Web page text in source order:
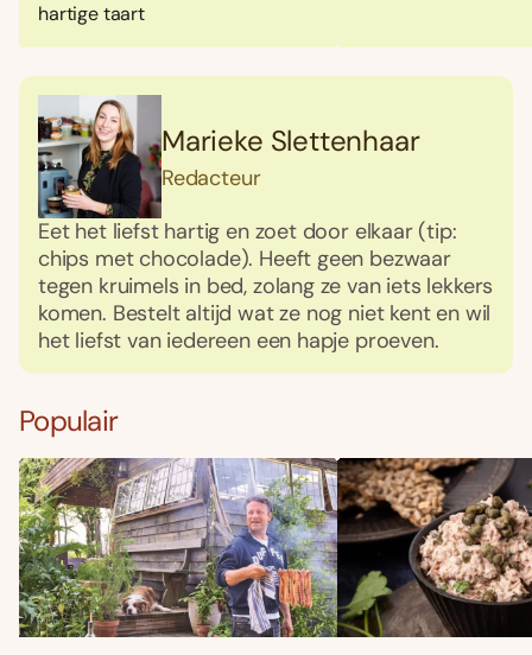
hartige taart
Marieke Slettenhaar
Redacteur
Eet het liefst hartig en zoet door elkaar (tip:
chips met chocolade). Heeft geen bezwaar
tegen kruimels in bed, zolang ze van iets lekkers
komen. Bestelt altijd wat ze nog niet kent en wil
het liefst van iedereen een hapje proeven.
Populair